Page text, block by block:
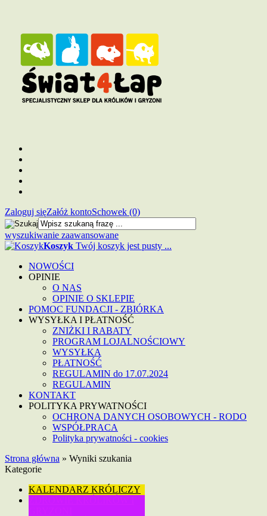
Zaloguj sięZałóż kontoSchowek (0)
wyszukiwanie zaawansowane
Koszyk Twój koszyk jest pusty ...
NOWOŚCI
OPINIE
O NAS
OPINIE O SKLEPIE
POMOC FUNDACJI - ZBIÓRKA
WYSYŁKA I PŁATNOŚĆ
ZNIŻKI I RABATY
PROGRAM LOJALNOŚCIOWY
WYSYŁKA
PŁATNOŚĆ
REGULAMIN do 17.07.2024
REGULAMIN
KONTAKT
POLITYKA PRYWATNOŚCI
OCHRONA DANYCH OSOBOWYCH - RODO
WSPÓŁPRACA
Polityka prywatności - cookies
Strona główna » Wyniki szukania
Kategorie
KALENDARZ KRÓLICZY